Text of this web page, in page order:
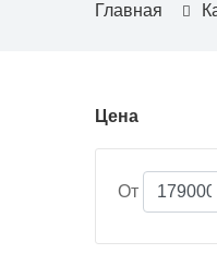
Главная
Цена
От